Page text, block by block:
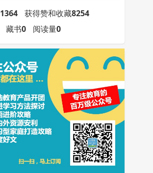
1364 获得赞和收藏8254
藏书0 阅读量0